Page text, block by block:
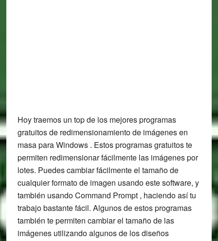
Hoy traemos un top de los mejores programas
gratuitos de redimensionamiento de imágenes en
masa para Windows . Estos programas gratuitos te
permiten redimensionar fácilmente las imágenes por
lotes. Puedes cambiar fácilmente el tamaño de
cualquier formato de imagen usando este software, y
también usando Command Prompt , haciendo así tu
trabajo bastante fácil. Algunos de estos programas
también te permiten cambiar el tamaño de las
imágenes utilizando algunos de los diseños